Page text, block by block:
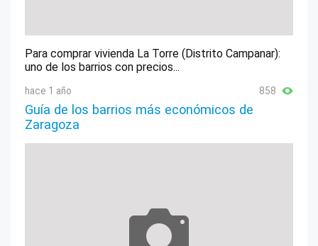
Para comprar vivienda La Torre (Distrito Campanar):
uno de los barrios con precios...
hace 1 año 858
Guía de los barrios más económicos de
Zaragoza